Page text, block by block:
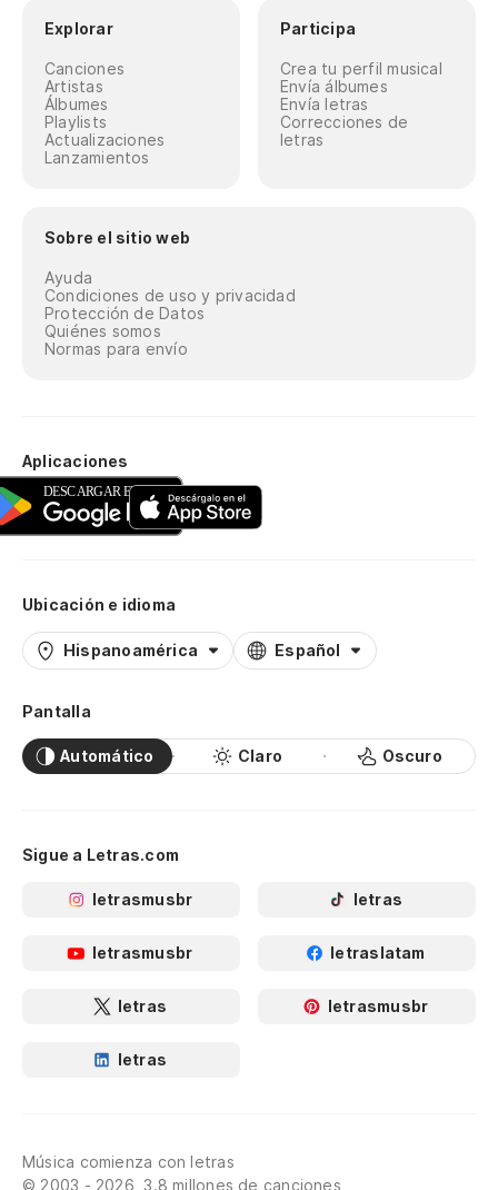
Explorar
Canciones
Artistas
Álbumes
Playlists
Actualizaciones
Lanzamientos
Participa
Crea tu perfil musical
Envía álbumes
Envía letras
Correcciones de
letras
Sobre el sitio web
Ayuda
Condiciones de uso y privacidad
Protección de Datos
Quiénes somos
Normas para envío
Aplicaciones
Ubicación e idioma
Hispanoamérica Español
Pantalla
Automático Claro Oscuro
Sigue a Letras.com
letrasmusbr letras
letrasmusbr letraslatam
letras letrasmusbr
letras
Música comienza con letras
© 2003 - 2026, 3.8 millones de canciones